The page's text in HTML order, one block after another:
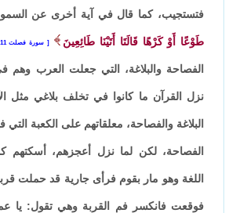
فتستجيب، كما قال في آية أخرى عن
طَوْعًا أَوْ كَرْهًا قَالَتَا أَتَيْنَا طَائِعِينَ سورة فصلت 11
الفصاحة والبلاغة، التي جعلت العرب وهم
نزل القرآن ما كانوا في تخلف بلاغي مثل
البلاغة والفصاحة، معلقاتهم على الكعبة التي
الفصاحة، لكن لما نزل أعجزهم، أسكتهم
اللغة وهو مار بقوم فرأى جارية قد حملت
فوقعت فانكسر فم القربة وهي تقول: يا